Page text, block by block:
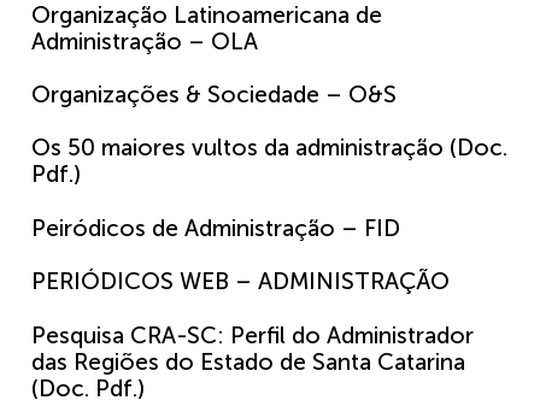
Organização Latinoamericana de
Administração – OLA
Organizações & Sociedade – O&S
Os 50 maiores vultos da administração (Doc.
Pdf.)
Peiródicos de Administração – FID
PERIÓDICOS WEB – ADMINISTRAÇÃO
Pesquisa CRA-SC: Perfil do Administrador
das Regiões do Estado de Santa Catarina
(Doc. Pdf.)